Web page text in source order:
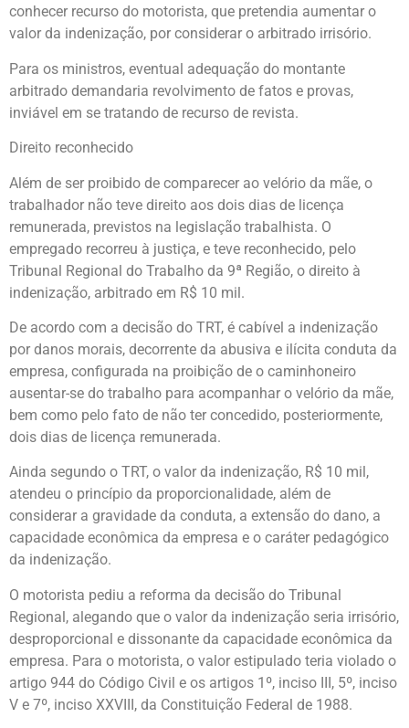
conhecer recurso do motorista, que pretendia aumentar o
valor da indenização, por considerar o arbitrado irrisório.
Para os ministros, eventual adequação do montante
arbitrado demandaria revolvimento de fatos e provas,
inviável em se tratando de recurso de revista.
Direito reconhecido
Além de ser proibido de comparecer ao velório da mãe, o
trabalhador não teve direito aos dois dias de licença
remunerada, previstos na legislação trabalhista. O
empregado recorreu à justiça, e teve reconhecido, pelo
Tribunal Regional do Trabalho da 9ª Região, o direito à
indenização, arbitrado em R$ 10 mil.
De acordo com a decisão do TRT, é cabível a indenização
por danos morais, decorrente da abusiva e ilícita conduta da
empresa, configurada na proibição de o caminhoneiro
ausentar-se do trabalho para acompanhar o velório da mãe,
bem como pelo fato de não ter concedido, posteriormente,
dois dias de licença remunerada.
Ainda segundo o TRT, o valor da indenização, R$ 10 mil,
atendeu o princípio da proporcionalidade, além de
considerar a gravidade da conduta, a extensão do dano, a
capacidade econômica da empresa e o caráter pedagógico
da indenização.
O motorista pediu a reforma da decisão do Tribunal
Regional, alegando que o valor da indenização seria irrisório,
desproporcional e dissonante da capacidade econômica da
empresa. Para o motorista, o valor estipulado teria violado o
artigo 944 do Código Civil e os artigos 1º, inciso III, 5º, inciso
V e 7º, inciso XXVIII, da Constituição Federal de 1988.